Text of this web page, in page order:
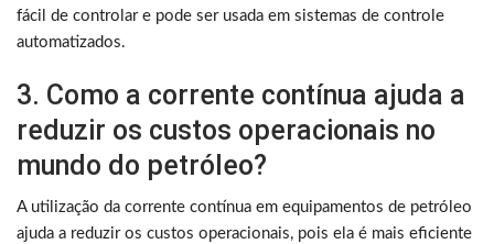
fácil de controlar e pode ser usada em sistemas de controle
automatizados.
3. Como a corrente contínua ajuda a
reduzir os custos operacionais no
mundo do petróleo?
A utilização da corrente contínua em equipamentos de petróleo
ajuda a reduzir os custos operacionais, pois ela é mais eficiente